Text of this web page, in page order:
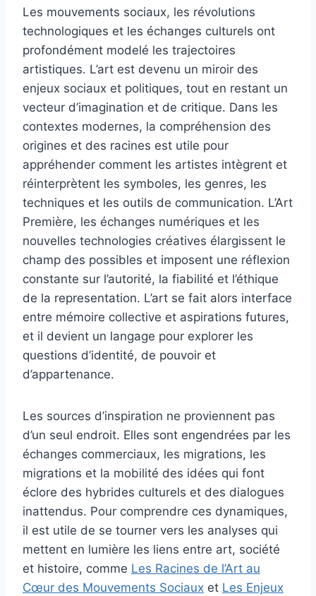
Les mouvements sociaux, les révolutions
technologiques et les échanges culturels ont
profondément modelé les trajectoires
artistiques. L’art est devenu un miroir des
enjeux sociaux et politiques, tout en restant un
vecteur d’imagination et de critique. Dans les
contextes modernes, la compréhension des
origines et des racines est utile pour
appréhender comment les artistes intègrent et
réinterprètent les symboles, les genres, les
techniques et les outils de communication. L’Art
Première, les échanges numériques et les
nouvelles technologies créatives élargissent le
champ des possibles et imposent une réflexion
constante sur l’autorité, la fiabilité et l’éthique
de la representation. L’art se fait alors interface
entre mémoire collective et aspirations futures,
et il devient un langage pour explorer les
questions d’identité, de pouvoir et
d’appartenance.
Les sources d’inspiration ne proviennent pas
d’un seul endroit. Elles sont engendrées par les
échanges commerciaux, les migrations, les
migrations et la mobilité des idées qui font
éclore des hybrides culturels et des dialogues
inattendus. Pour comprendre ces dynamiques,
il est utile de se tourner vers les analyses qui
mettent en lumière les liens entre art, société
et histoire, comme Les Racines de l’Art au
Cœur des Mouvements Sociaux et Les Enjeux